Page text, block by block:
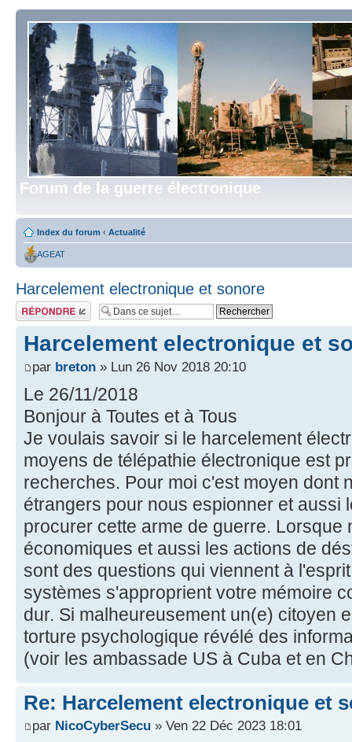
Forum de la guerre électronique
Index du forum ‹ Actualité
AGEAT
Harcelement electronique et sonore
Répondre
Harcelement electronique et
par breton » Lun 26 Nov 2018 20:10
Le 26/11/2018
Bonjour à Toutes et à Tous
Je voulais savoir si le harcelement
moyens de télépathie électronique est
recherches. Pour moi c'est moyen dont
étrangers pour nous espionner et aussi
procurer cette arme de guerre. Lorsque
économiques et aussi les actions de
sont des questions qui viennent à
systèmes s'approprient votre mémoire
dur. Si malheureusement un(e) citoyen
torture psychologique révélé des
(voir les ambassade US à Cuba et en
Re: Harcelement electronique et
par NicoCyberSecu » Ven 22 Déc 2023 18:01